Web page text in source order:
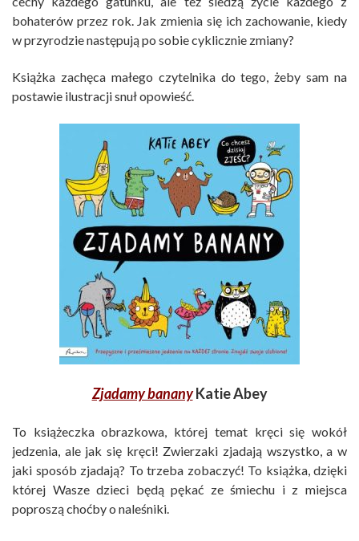
bohaterów przez rok. Jak zmienia się ich zachowanie, kiedy
w przyrodzie następują po sobie cyklicznie zmiany?
Książka zachęca małego czytelnika do tego, żeby sam na
postawie ilustracji snuł opowieść.
Zjadamy bananyKatie Abey
To książeczka obrazkowa, której temat kręci się wokół
jedzenia, ale jak się kręci! Zwierzaki zjadają wszystko, a w
jaki sposób zjadają? To trzeba zobaczyć! To książka, dzięki
której Wasze dzieci będą pękać ze śmiechu i z miejsca
poproszą choćby o naleśniki.